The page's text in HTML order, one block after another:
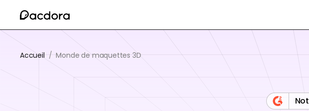
Accueil / Monde de maquettes 3D